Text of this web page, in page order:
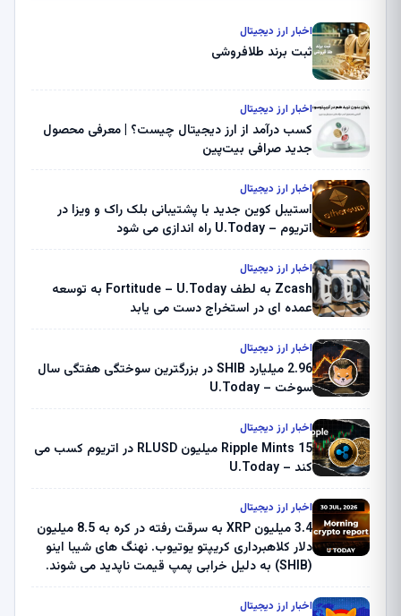
اخبار ارز دیجیتال
ثبت برند طلافروشی
اخبار ارز دیجیتال
کسب درآمد از ارز دیجیتال چیست؟ | معرفی محصول
جدید صرافی بیت‌پین
اخبار ارز دیجیتال
استیبل کوین جدید با پشتیبانی بلک راک و ویزا در
اتریوم – U.Today راه اندازی می شود
اخبار ارز دیجیتال
Zcash به لطف Fortitude – U.Today به توسعه
عمده ای در استخراج دست می یابد
اخبار ارز دیجیتال
2.96 میلیارد SHIB در بزرگترین سوختگی هفتگی سال
سوخت – U.Today
اخبار ارز دیجیتال
Ripple Mints 15 میلیون RLUSD در اتریوم کسب می
کند – U.Today
اخبار ارز دیجیتال
3.4 میلیون XRP به سرقت رفته در کره به 8.5 میلیون
دلار کلاهبرداری کریپتو یوتیوب. نهنگ های شیبا اینو
(SHIB) به دلیل خرابی پمپ قیمت ناپدید می شوند.
ثبت کرد – گزارش کریپتو صبح – U.Today
اخبار ارز دیجیتال